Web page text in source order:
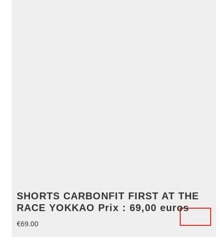
SHORTS CARBONFIT FIRST AT THE
RACE YOKKAO Prix : 69,00 euros
€69.00